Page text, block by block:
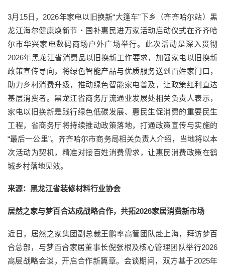
3月15日，2026年家电以旧换新“大篷车”下乡（齐齐哈尔站）黑
龙江海尔健康焕新节・国补惠民进万家活动启动仪式在齐齐哈
尔市华兴家电数码商场户外广场举行。此次活动是深入贯彻
2026年黑龙江省消费品以旧换新工作要求，加强家电以旧换新
政策宣传导向，将绿色智能产品与优质服务送到百姓家门口，
助力乡村消费升级，推动绿色智能家电普及，让政策红利直达
基层消费者。黑龙江省商务厅流通业发展处相关负责人表示，
家电以旧换新是践行绿色低碳发展、惠民生促消费的重要民生
工程，省商务厅将持续推动政策落地，打通政策宣传与实施的
“最后一公里”。齐齐哈尔市商务局相关负责人介绍，当地将以本
次活动为契机，精准对接百姓消费需求，让惠民消费政策在鹤
城乡村落地见效。
来源：黑龙江省装修材料行业协会
居然之家与梦百合达成战略合作，共拓2026家居消费新市场
近日，居然之家集团副总裁王鹏率高管团队赴上海，拜访梦百
合总部，与梦百合家居董事长倪张根及核心管理团队举行2026
高层战略会谈，开启合作新篇章。会谈期间，双方基于2025年